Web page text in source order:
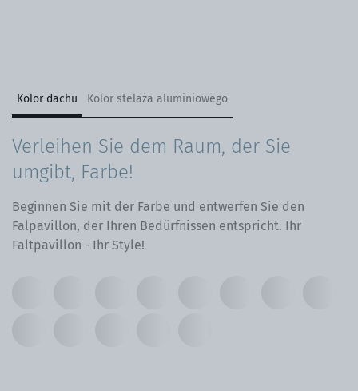
Kolor dachu Kolor stelaża aluminiowego
Verleihen Sie dem Raum, der Sie
umgibt, Farbe!
Beginnen Sie mit der Farbe und entwerfen Sie den
Falpavillon, der Ihren Bedürfnissen entspricht. Ihr
Faltpavillon - Ihr Style!